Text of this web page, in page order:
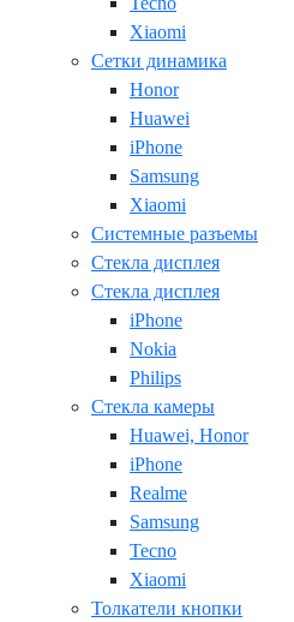
Xiaomi
Сетки динамика
Honor
Huawei
iPhone
Samsung
Xiaomi
Системные разъемы
Стекла дисплея
Стекла дисплея
iPhone
Nokia
Philips
Стекла камеры
Huawei, Honor
iPhone
Realme
Samsung
Tecno
Xiaomi
Толкатели кнопки